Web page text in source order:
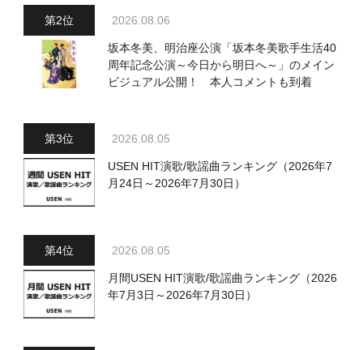
2026.08.06
坂本冬美、明治座公演「坂本冬美歌手生活40
周年記念公演～今日から明日へ～」のメイン
ビジュアル公開！ 本人コメントも到着
2026.08.05
USEN HIT演歌/歌謡曲ランキング（2026年7
月24日～2026年7月30日）
2026.08.05
月間USEN HIT演歌/歌謡曲ランキング（2026
年7月3日～2026年7月30日）